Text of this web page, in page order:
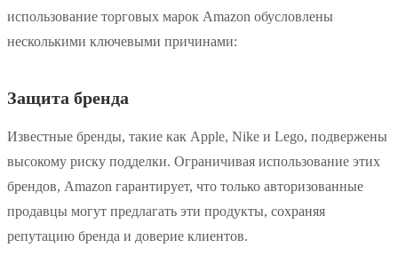
использование торговых марок Amazon обусловлены
несколькими ключевыми причинами:
Защита бренда
Известные бренды, такие как Apple, Nike и Lego, подвержены
высокому риску подделки. Ограничивая использование этих
брендов, Amazon гарантирует, что только авторизованные
продавцы могут предлагать эти продукты, сохраняя
репутацию бренда и доверие клиентов.